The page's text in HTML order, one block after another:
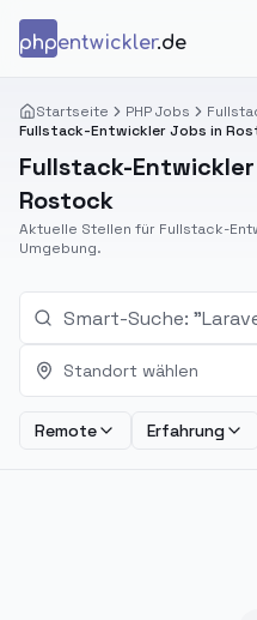
phpentwickler.de
Startseite PHP Jobs
Fullstack-Entwickler Jobs in
Fullstack-
Rostock
Aktuelle Stellen für Fullstack-
Umgebung.
Standort wählen
Remote Erfahrung